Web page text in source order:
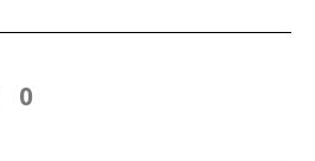
0